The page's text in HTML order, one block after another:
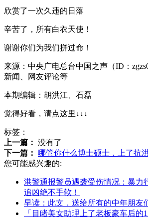
欣赏了一次久违的日落
辛苦了，所有白衣天使！
谢谢你们为我们拼过命！
来源：中央广电总台中国之声（ID：
新闻、网友评论等
本期编辑：胡洪江、石磊
觉得好看，请点这里↓↓↓
标签：
上一篇： 没有了
下一篇：
哪管你什么博士硕士，上了抗
您可能感兴趣的:
港警通报警员遇袭受伤情况：暴力
追凶绝不手软！
早读：此文，送给所有的中年朋友
「目睹美女助理上了老板豪车后